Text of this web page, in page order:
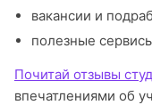
вакансии и
полезные
Почитай отзывы
впечатлениями об